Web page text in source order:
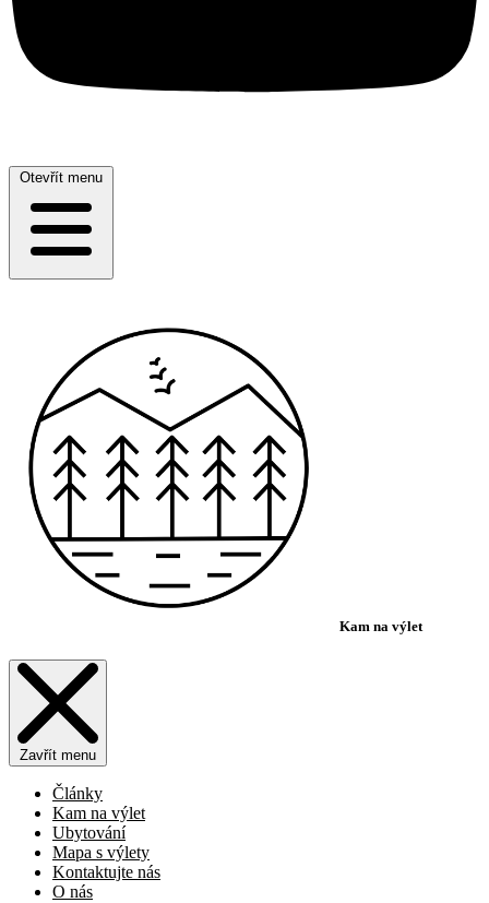
Otevřít menu
Kam na výlet
Zavřít menu
Články
Kam na výlet
Ubytování
Mapa s výlety
Kontaktujte nás
O nás